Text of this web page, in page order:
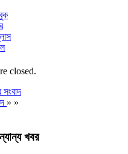
closed.
» »
খবর